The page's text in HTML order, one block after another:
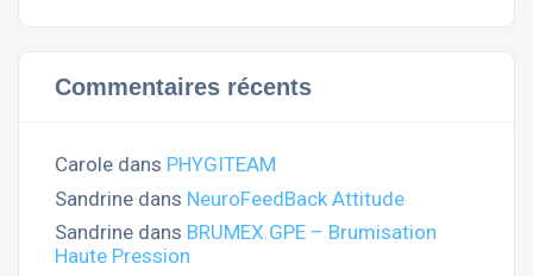
Commentaires récents
Carole dans PHYGITEAM
Sandrine dans NeuroFeedBack Attitude
Sandrine dans BRUMEX.GPE – Brumisation
Haute Pression